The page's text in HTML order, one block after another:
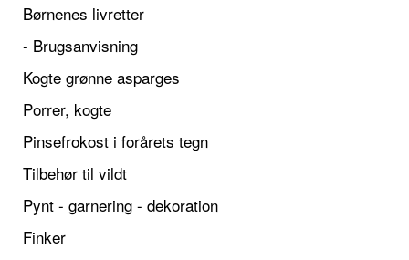
Børnenes livretter
- Brugsanvisning
Kogte grønne asparges
Porrer, kogte
Pinsefrokost i forårets tegn
Tilbehør til vildt
Pynt - garnering - dekoration
Finker